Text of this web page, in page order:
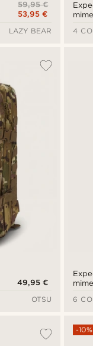
59,95 €
53,95 €
LAZY BEAR
4
49,95 €
OTSU
6
-10%